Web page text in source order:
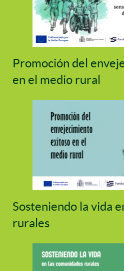
Promoción del
en el medio rural
Sosteniendo la vida
rurales